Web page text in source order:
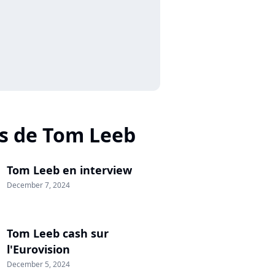
de Tom Leeb
Tom Leeb en interview
December 7, 2024
Tom Leeb cash sur
l'Eurovision
December 5, 2024